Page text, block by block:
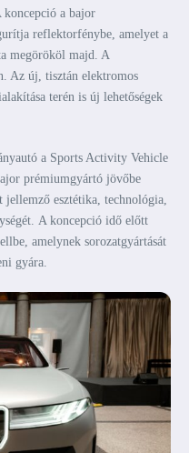
koncepció a bajor
reflektorfénybe, amelyet a
megörököl majd. A
Az új, tisztán elektromos
terén is új lehetőségek
a Sports Activity Vehicle
prémiumgyártó jövőbe
jellemző esztétika, technológia,
A koncepció idő előtt
amelynek sorozatgyártását
gyára.